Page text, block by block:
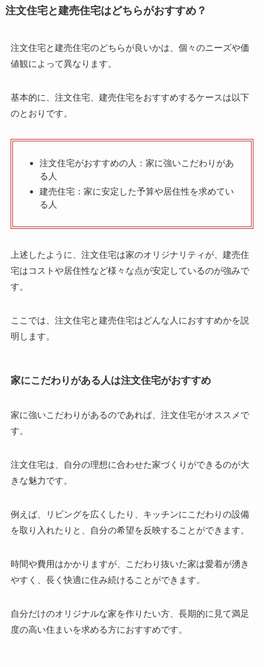
注文住宅と建売住宅はどちらがおすすめ？
注文住宅と建売住宅のどちらが良いかは、個々のニーズや価
値観によって異なります。
基本的に、注文住宅、建売住宅をおすすめするケースは以下
のとおりです。
注文住宅がおすすめの人：家に強いこだわりがあ
る人
建売住宅：家に安定した予算や居住性を求めてい
る人
上述したように、注文住宅は家のオリジナリティが、建売住
宅はコストや居住性など様々な点が安定しているのが強みで
す。
ここでは、注文住宅と建売住宅はどんな人におすすめかを説
明します。
家にこだわりがある人は注文住宅がおすすめ
家に強いこだわりがあるのであれば、注文住宅がオススメで
す。
注文住宅は、自分の理想に合わせた家づくりができるのが大
きな魅力です。
例えば、リビングを広くしたり、キッチンにこだわりの設備
を取り入れたりと、自分の希望を反映することができます。
時間や費用はかかりますが、こだわり抜いた家は愛着が湧き
やすく、長く快適に住み続けることができます。
自分だけのオリジナルな家を作りたい方、長期的に見て満足
度の高い住まいを求める方におすすめです。